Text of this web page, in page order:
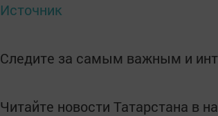
Источник
Следите за самым важным и
Читайте новости Татарстана в